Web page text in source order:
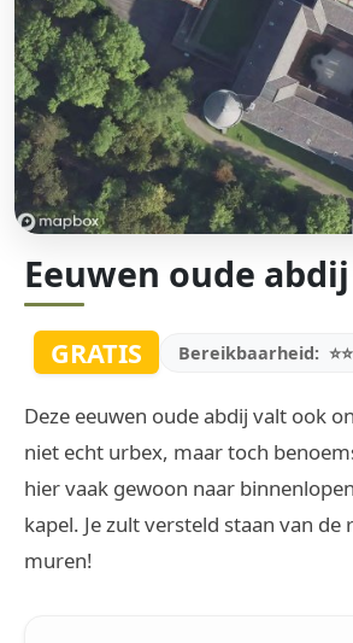
Eeuwen oude abdij
GRATIS Bereikbaarheid:
Deze eeuwen oude abdij valt ook
niet echt urbex, maar toch
hier vaak gewoon naar
kapel. Je zult versteld staan van
muren!